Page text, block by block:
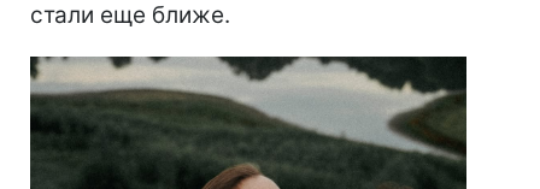
стали еще ближе.